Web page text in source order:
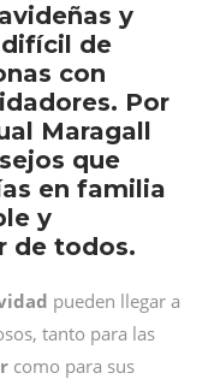
y
difícil de
con
Por
Maragall
que
en familia
y
de todos.
pueden llegar a
tanto para las
como para sus